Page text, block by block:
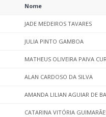
Nome
JADE MEDEIROS TAVARES
JULIA PINTO GAMBOA
MATHEUS OLIVEIRA PAIVA
ALAN CARDOSO DA SILVA
AMANDA LILIAN AGUIAR DE
CATARINA VITÓRIA